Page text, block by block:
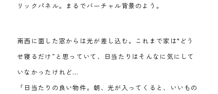
リックパネル。まるでバーチャル背景のよう。
南西に面した窓からは光が差し込む。これまで家は“どう
せ寝るだけ”と思っていて、日当たりはそんなに気にして
いなかったけれど…
「日当たりの良い物件。朝、光が入ってくると、いいもの